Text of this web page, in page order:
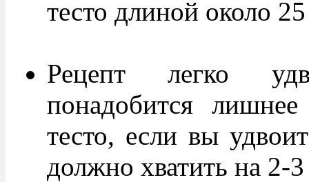
тесто длиной около
Рецепт легко
понадобится
тесто, если вы
должно хватить на 2-